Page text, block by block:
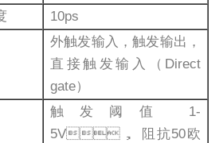
10ps
外触发输入，触发输出，
直接触发输入（Direct
gate）
触发阈值 1-
5V， 阻抗50欧